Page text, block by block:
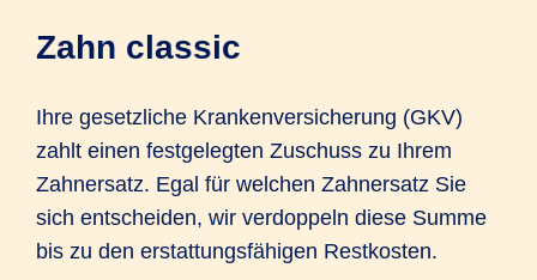
Zahn classic
Ihre gesetzliche Kranken­versicherung (GKV)
zahlt einen festgelegten Zuschuss zu Ihrem
Zahnersatz. Egal für welchen Zahnersatz Sie
sich entscheiden, wir verdoppeln diese Summe
bis zu den erstattungs­fähigen Restkosten.